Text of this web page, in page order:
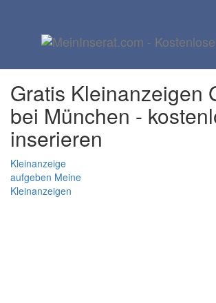
Gratis Inserat
München
Gratis Kleinanzeigen
bei München -
inserieren
Kleinanzeige
aufgeben Meine
Kleinanzeigen